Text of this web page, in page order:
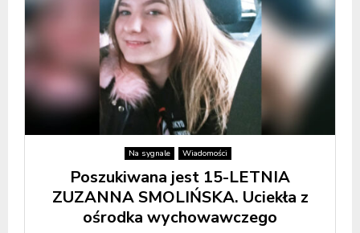
Na sygnale Wiadomości
Poszukiwana jest 15-LETNIA
ZUZANNA SMOLIŃSKA. Uciekła z
ośrodka wychowawczego